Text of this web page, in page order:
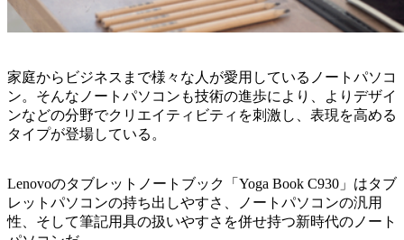
家庭からビジネスまで様々な人が愛用しているノートパソコ
ン。そんなノートパソコンも技術の進歩により、よりデザイ
ンなどの分野でクリエイティビティを刺激し、表現を高める
タイプが登場している。
Lenovoのタブレットノートブック「Yoga Book C930」はタブ
レットパソコンの持ち出しやすさ、ノートパソコンの汎用
性、そして筆記用具の扱いやすさを併せ持つ新時代のノート